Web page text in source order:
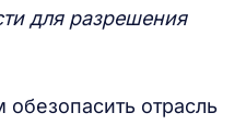
для разрешения
отрасль